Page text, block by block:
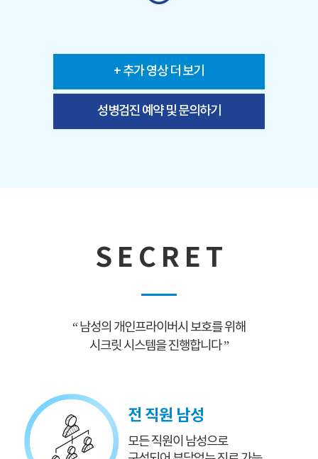
+ 추가 영상 더 보기
성병검진 예약 및 문의하기
S E C R E T
“ 남성의 개인프라이버시 보호를 위해
시크릿 시스템을 진행합니다 ”
전 직원 남성
모든 직원이 남성으로